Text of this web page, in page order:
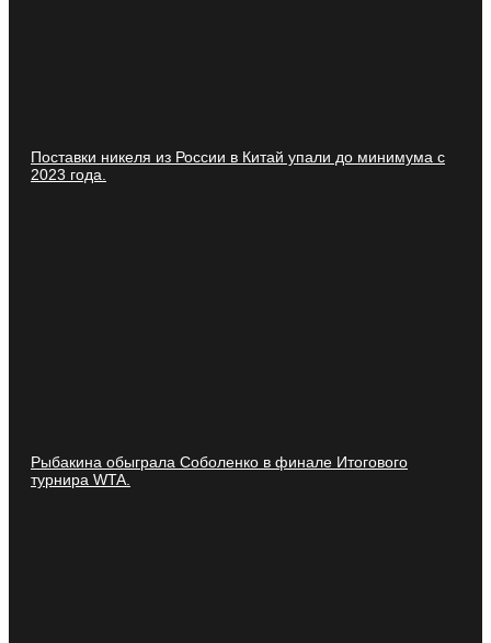
Поставки никеля из России в Китай упали до минимума с
2023 года.
Рыбакина обыграла Соболенко в финале Итогового
турнира WTA.